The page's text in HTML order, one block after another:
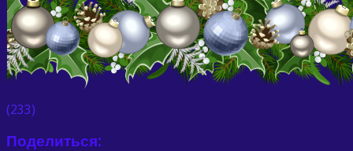
(233)
Поделиться: